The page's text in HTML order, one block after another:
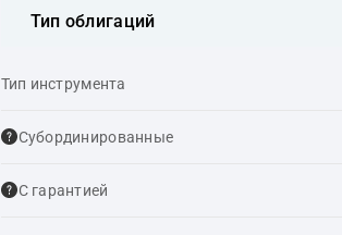
Тип облигаций
Тип инструмента
Cубординированные
С гарантией